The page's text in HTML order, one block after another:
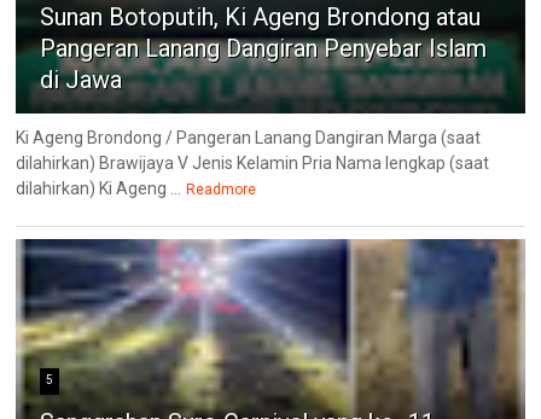
Sunan Botoputih, Ki Ageng Brondong atau
Pangeran Lanang Dangiran Penyebar Islam
di Jawa
Ki Ageng Brondong / Pangeran Lanang Dangiran Marga (saat
dilahirkan) Brawijaya V Jenis Kelamin Pria Nama lengkap (saat
dilahirkan) Ki Ageng ...
Readmore
5